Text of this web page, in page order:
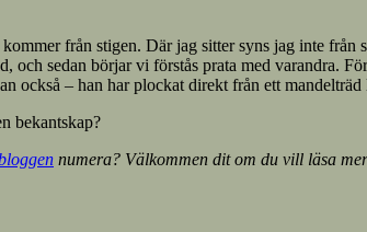
från stigen. Där jag sitter syns jag inte
och sedan börjar vi förstås prata med varandra.
också – han har plockat direkt från ett
bekantskap?
numera? Välkommen dit om du vill läsa